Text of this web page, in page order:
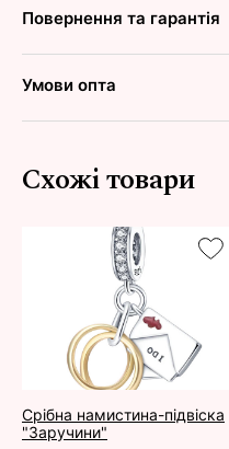
Повернення та гарантія
Умови опта
Схожі товари
Срібна намистина-підвіска
"Заручини"